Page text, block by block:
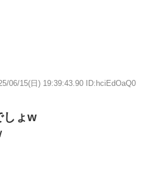
06/15(日) 19:39:43.90 ID:hciEdOaQ0
しょw